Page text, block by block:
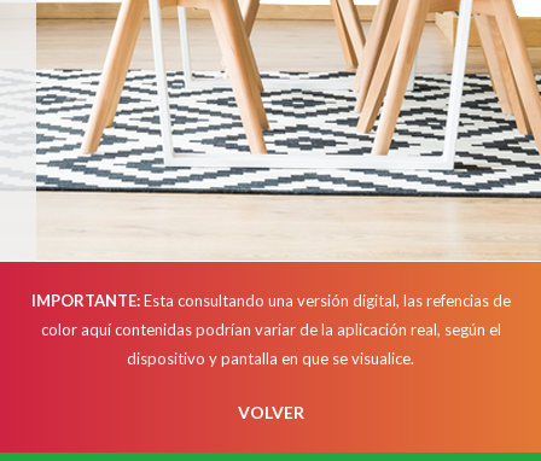
IMPORTANTE:Esta consultando una versión digital, las refencias de
color aquí contenidas podrían variar de la aplicación real, según el
dispositivo y pantalla en que se visualice.
VOLVER